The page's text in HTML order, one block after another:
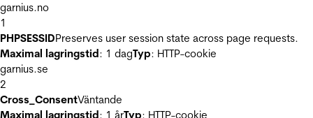
garnius.no
1
PHPSESSIDPreserves user session state across page requests.
Maximal lagringstid: 1 dagTyp: HTTP-cookie
garnius.se
2
Cross_ConsentVäntande
Maximal lagringstid: 1 årTyp: HTTP-cookie